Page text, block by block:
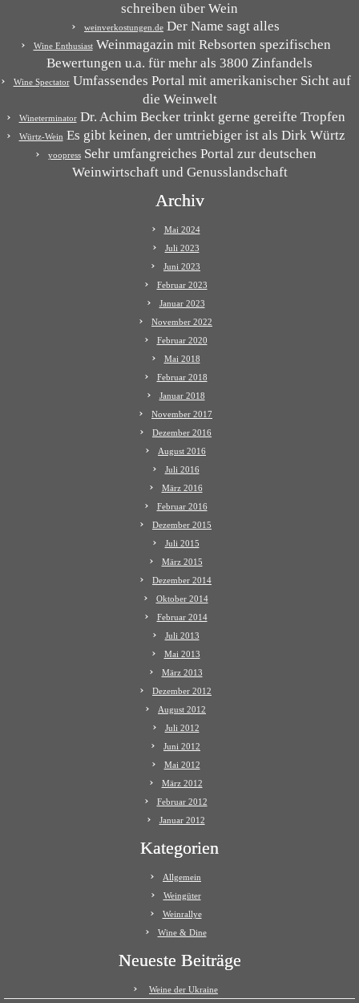
schreiben über Wein
weinverkostungen.de Der Name sagt alles
Wine EnthusiastWeinmagazin mit Rebsorten spezifischen
Bewertungen u.a. für mehr als 3800 Zinfandels
Wine SpectatorUmfassendes Portal mit amerikanischer Sicht auf
die Weinwelt
WineterminatorDr. Achim Becker trinkt gerne gereifte Tropfen
Würtz-Wein Es gibt keinen, der umtriebiger ist als Dirk Würtz
yoopressSehr umfangreiches Portal zur deutschen
Weinwirtschaft und Genusslandschaft
Archiv
Mai 2024
Juli 2023
Juni 2023
Februar 2023
Januar 2023
November 2022
Februar 2020
Mai 2018
Februar 2018
Januar 2018
November 2017
Dezember 2016
August 2016
Juli 2016
März 2016
Februar 2016
Dezember 2015
Juli 2015
März 2015
Dezember 2014
Oktober 2014
Februar 2014
Juli 2013
Mai 2013
März 2013
Dezember 2012
August 2012
Juli 2012
Juni 2012
Mai 2012
März 2012
Februar 2012
Januar 2012
Kategorien
Allgemein
Weingüter
Weinrallye
Wine & Dine
Neueste Beiträge
Weine der Ukraine